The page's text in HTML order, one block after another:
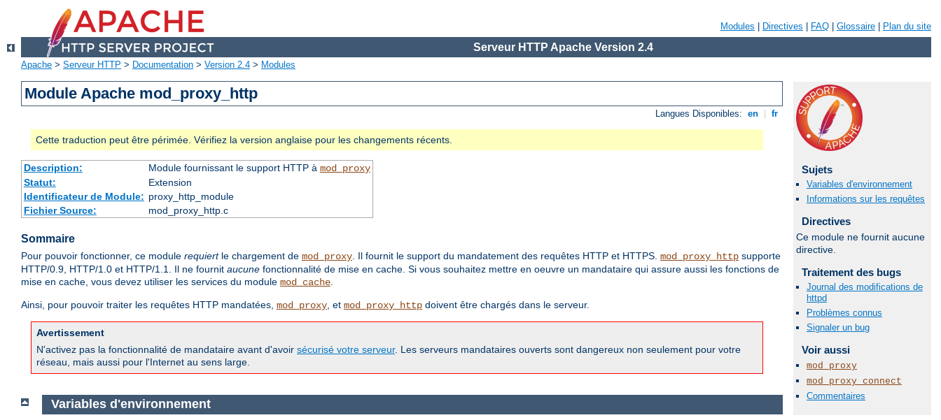
Modules Directives FAQ Glossaire Plan du site
Serveur HTTP Apache Version 2.4
Apache > Serveur HTTP > Documentation > Version 2.4 > Modules
Module Apache mod_proxy_http
Langues Disponibles: en fr
Cette traduction peut être périmée. Vérifiez la version anglaise pour les changements récents.
Description: Module fournissant le support HTTP à mod_proxy
Statut:
Extension
Identificateur de Module: proxy_http_module
Fichier Source:
mod_proxy_http.c
Sommaire
Pour pouvoir fonctionner, ce module requiertle chargement de mod_proxy. Il fournit le support du mandatement des requêtes HTTP et HTTPS. mod_proxy_http supporte
HTTP/0.9, HTTP/1.0 et HTTP/1.1. Il ne fournit aucune fonctionnalité de mise en cache. Si vous souhaitez mettre en oeuvre un mandataire qui assure aussi les fonctions de
mise en cache, vous devez utiliser les services du module mod_cache.
Ainsi, pour pouvoir traiter les requêtes HTTP mandatées, mod_proxy, et mod_proxy_http doivent être chargés dans le serveur.
Avertissement
N'activez pas la fonctionnalité de mandataire avant d'avoir sécurisé votre serveur. Les serveurs mandataires ouverts sont dangereux non seulement pour votre
réseau, mais aussi pour l'Internet au sens large.
Sujets
Variables d'environnement
Informations sur les requêtes
Directives
Ce module ne fournit aucune
directive.
Traitement des bugs
Journal des modifications de
httpd
Problèmes connus
Signaler un bug
Voir aussi
mod_proxy
mod_proxy_connect
Commentaires
Variables d'environnement